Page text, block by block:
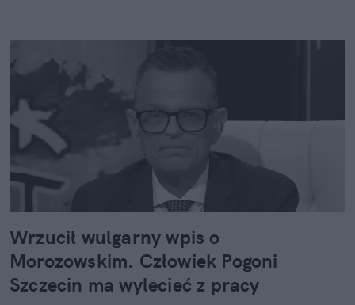
Wrzucił wulgarny wpis o
Morozowskim. Człowiek Pogoni
Szczecin ma wylecieć z pracy